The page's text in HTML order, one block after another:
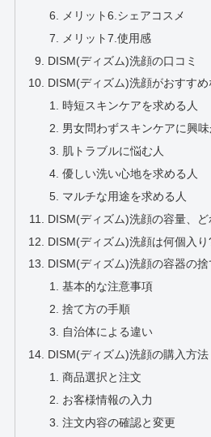
メリット6.シェアコスメ
メリット7.使用感
DISM(ディズム)洗顔の口コミ
DISM(ディズム)洗顔がおすすめ
時短スキンケアを求める人
男女問わずスキンケアに興
肌トラブルに悩む人
優しい洗い心地を求める人
マルチな用途を求める人
DISM(ディズム)洗顔の容量、
DISM(ディズム)洗顔は何個入り
DISM(ディズム)洗顔の容器の捨
基本的な注意事項
捨て方の手順
自治体による違い
DISM(ディズム)洗顔の購入方法
商品選択と注文
お客様情報の入力
注文内容の確認と変更